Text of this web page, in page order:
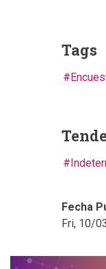
Tags
Fecha
Fri, 10/